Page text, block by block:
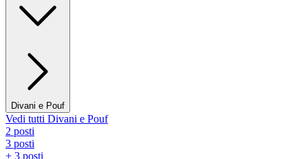
Divani e Pouf
Vedi tutti Divani e Pouf
2 posti
3 posti
+ 3 posti